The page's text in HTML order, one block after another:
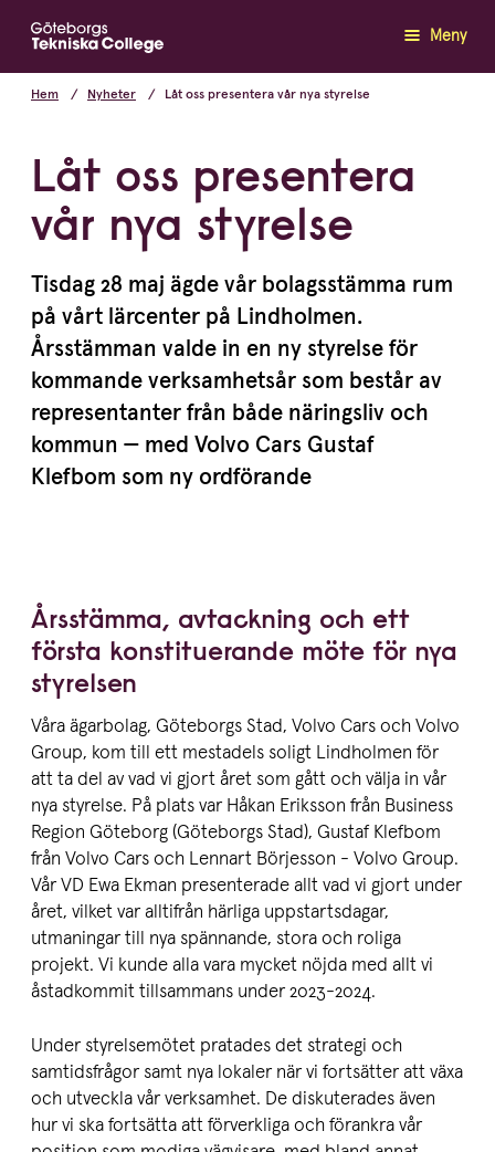
Meny
Hem Nyheter Låt oss presentera vår nya styrelse
Låt oss presentera
vår nya styrelse
Tisdag 28 maj ägde vår bolags­stämma rum
på vårt lärcenter på Lindholmen.
Årsstämman valde in en ny styrelse för
kommande verksam­hetsår som består av
repre­sen­tanter från både näringsliv och
kommun — med Volvo Cars Gustaf
Klefbom som ny ordförande
Årsstämma, avtackning och ett
första konstituerande möte för nya
styrelsen
Våra ägarbolag, Göteborgs Stad, Volvo Cars och Volvo
Group, kom till ett mestadels soligt Lindholmen för
att ta del av vad vi gjort året som gått och välja in vår
nya styrelse. På plats var Håkan Eriksson från Business
Region Göteborg (Göteborgs Stad), Gustaf Klefbom
från Volvo Cars och Lennart Börjesson - Volvo Group.
Vår VD Ewa Ekman presenterade allt vad vi gjort under
året, vilket var alltifrån härliga uppstartsdagar,
utmaningar till nya spännande, stora och roliga
projekt. Vi kunde alla vara mycket nöjda med allt vi
åstadkommit tillsammans under 2023-2024.
Under styrelsemötet pratades det strategi och
samtidsfrågor samt nya lokaler när vi fortsätter att växa
och utveckla vår verksamhet. De diskuterades även
hur vi ska fortsätta att förverkliga och förankra vår